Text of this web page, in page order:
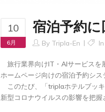
10
6月
宿泊予約
By Tripla-En In
旅行業界向けIT・AIサービスを
ホームページ向けの宿泊予約シ
このたび、「triplaホテルブッ
新型コロナウイルスの影響を把